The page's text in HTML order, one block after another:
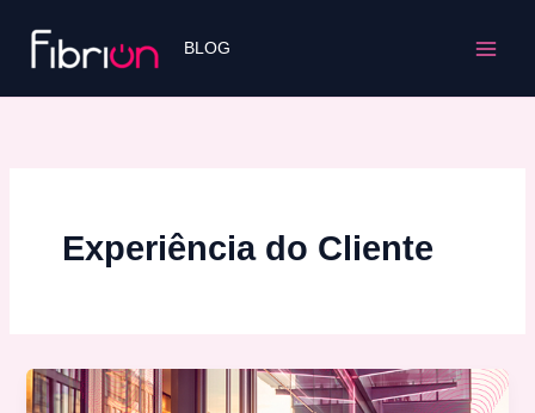
conteúdo
BLOG
Experiência do Cliente